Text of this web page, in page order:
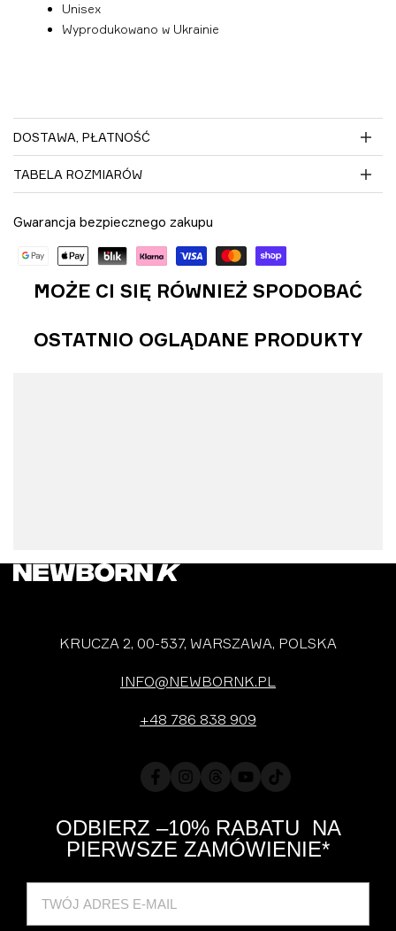
boczny
Unisex
Wyprodukowano w Ukrainie
DOSTAWA, PŁATNOŚĆ
TABELA ROZMIARÓW
Gwarancja bezpiecznego zakupu
MOŻE CI SIĘ RÓWNIEŻ SPODOBAĆ
OSTATNIO OGLĄDANE PRODUKTY
KRUCZA 2, 00-537, WARSZAWA, POLSKA
INFO@NEWBORNK.PL
+48 786 838 909
FacebookInstagramTranslation
missing:
YouTubeTikTok
ODBIERZ –10% RABATU NA
PIERWSZE ZAMÓWIENIE*